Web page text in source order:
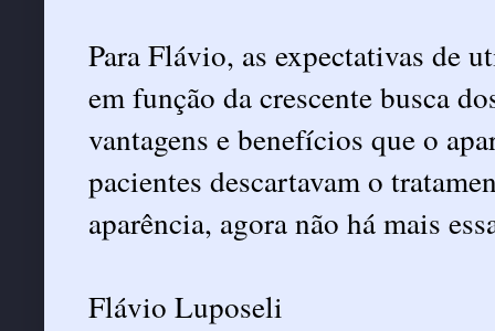
Para Flávio, as expectativas de
em função da crescente busca
vantagens e benefícios que o
pacientes descartavam o
aparência, agora não há mais
Flávio Luposeli